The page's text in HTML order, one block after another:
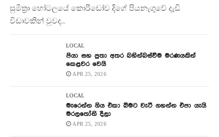
සුමිත්‍රා හෝටලයේ කොරිඩෝව දිගේ පියනැගුවේ දැඩි
විඩාවකින් වුවද...
LOCAL
පියා සහ පුතා අතර බහින්බස්වීම මරණයකින්
කෙළවර වෙයි
APR 25, 2026
LOCAL
මැරෙන්න ගිය එකා බිමට වැටී ගහන්න එපා යැයි
මරලතෝනි දීලා
APR 25, 2026